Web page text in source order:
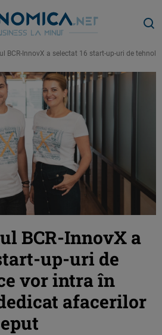
BCR-InnovX a selectat 16 start-up-uri de
BCR-InnovX a
up-uri de
vor intra în
afacerilor